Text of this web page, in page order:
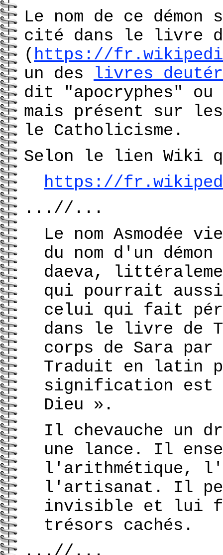
Le nom de ce démon
cité dans le livre
( https://
un des
livres
dit "apocryphes" ou
mais présent sur
le Catholicisme.
Selon le lien Wiki
https://
...//...
Le nom
du nom d'un
daeva,
qui pourrait
celui qui fait
dans le livre de
corps de Sara
Traduit en latin
signification est
Dieu ».
Il chevauche un
une lance. Il
l'arithmétique,
l'artisanat. Il
invisible et lui
trésors cachés.